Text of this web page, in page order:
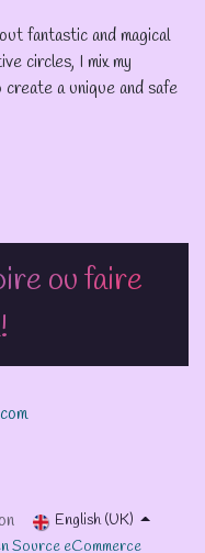
fantastic and magical
circles, I mix my
a unique and safe
ou faire
English (UK)
Source eCommerce